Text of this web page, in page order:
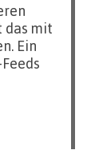
das mit
Ein